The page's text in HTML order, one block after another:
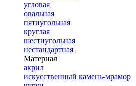
угловая
овальная
пятиугольная
круглая
шестиугольная
нестандартная
Материал
акрил
искусственный камень-мрамор